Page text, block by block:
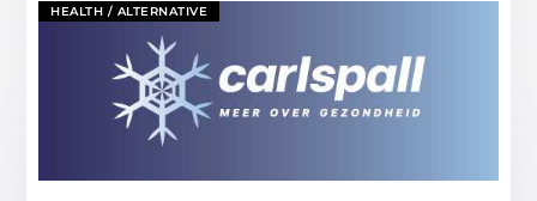
HEALTH / ALTERNATIVE